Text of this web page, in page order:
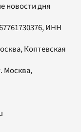
новости дня
ИНН
Коптевская
Москва,